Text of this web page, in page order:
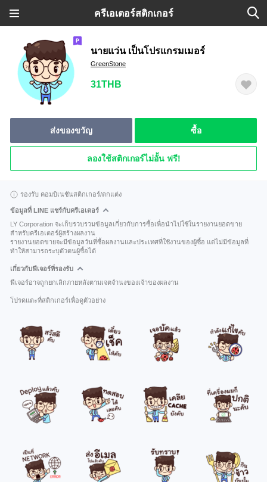
ครีเอเตอร์สติกเกอร์
นายแว่น เป็นโปรแกรมเมอร์
GreenStone
31THB
ส่งของขวัญ ซื้อ
ลองใช้สติกเกอร์ไม่อั้น ฟรี!
รองรับ คอมบิเนชันสติกเกอร์/ตกแต่ง
ข้อมูลที่ LINE แชร์กับครีเอเตอร์
LY Corporation จะเก็บรวบรวมข้อมูลเกี่ยวกับการซื้อเพื่อนำไปใช้ในรายงานยอดขาย
สำหรับครีเอเตอร์ผู้สร้างผลงาน
รายงานยอดขายจะมีข้อมูลวันที่ซื้อผลงานและประเทศที่ใช้งานของผู้ซื้อ แต่ไม่มีข้อมูลที่
ทำให้สามารถระบุตัวตนผู้ซื้อได้
เกี่ยวกับฟีเจอร์ที่รองรับ
ฟีเจอร์อาจถูกยกเลิกภายหลังตามเจตจำนงของเจ้าของผลงาน
โปรดแตะที่สติกเกอร์เพื่อดูตัวอย่าง